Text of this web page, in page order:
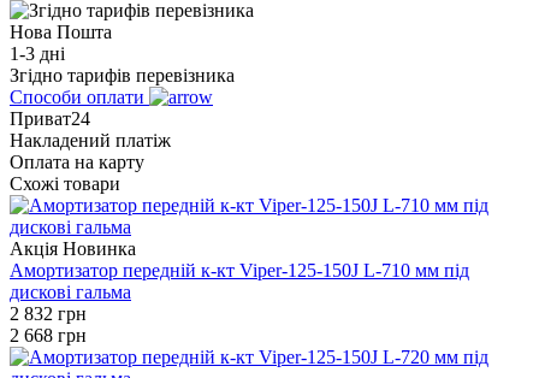
Нова Пошта
1-3 дні
Згідно тарифів перевізника
Способи оплати
Приват24
Накладений платіж
Оплата на карту
Схожі товари
Акція Новинка
Амортизатор передній к-кт Viper-125-150J L-710 мм під
дискові гальма
2 832 грн
2 668 грн